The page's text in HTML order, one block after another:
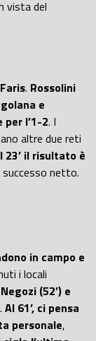
vista del
Faris. Rossolini
e
l’1-2. I
altre due reti
23’ il risultato è
netto.
in campo e
i locali
(52’) e
Al 61’, ci pensa
personale,